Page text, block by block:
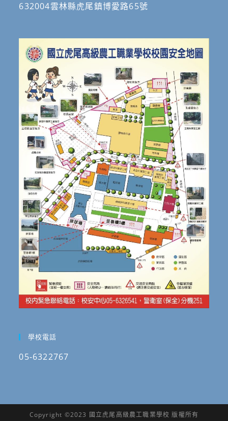
632004雲林縣虎尾鎮博愛路65號
學校電話
05-6322767
Copyright ©2023 國立虎尾高級農工職業學校 版權所有